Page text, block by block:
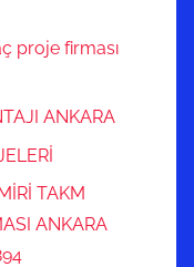
proje firması
ANKARA
TAKM
ANKARA